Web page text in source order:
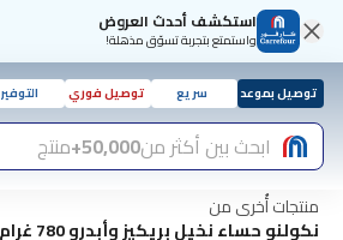
استكشف أحدث العروض
واستمتع بتجربة تسوّق مذهلة!
توصيل بموعد سريع توصيل فوري التوفير
ابحث بين أكثر من50,000+ منتج
منتجات أُخرى من
نكولنو حساء نخيل بريكيز وأبدرو 780 غرام